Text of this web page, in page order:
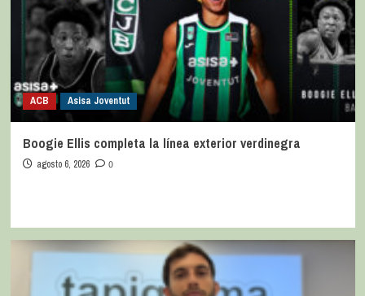
ACB Asisa Joventut
Boogie Ellis completa la línea exterior verdinegra
agosto 6, 2026 0